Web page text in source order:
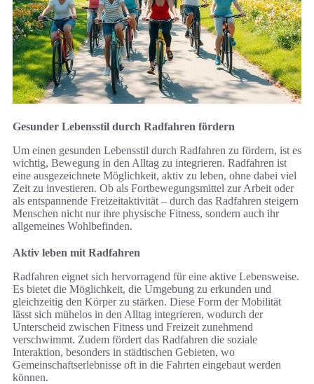
Gesunder Lebensstil durch Radfahren fördern
Um einen gesunden Lebensstil durch Radfahren zu fördern, ist es
wichtig, Bewegung in den Alltag zu integrieren. Radfahren ist
eine ausgezeichnete Möglichkeit, aktiv zu leben, ohne dabei viel
Zeit zu investieren. Ob als Fortbewegungsmittel zur Arbeit oder
als entspannende Freizeitaktivität – durch das Radfahren steigern
Menschen nicht nur ihre physische Fitness, sondern auch ihr
allgemeines Wohlbefinden.
Aktiv leben mit Radfahren
Radfahren eignet sich hervorragend für eine aktive Lebensweise.
Es bietet die Möglichkeit, die Umgebung zu erkunden und
gleichzeitig den Körper zu stärken. Diese Form der Mobilität
lässt sich mühelos in den Alltag integrieren, wodurch der
Unterscheid zwischen Fitness und Freizeit zunehmend
verschwimmt. Zudem fördert das Radfahren die soziale
Interaktion, besonders in städtischen Gebieten, wo
Gemeinschaftserlebnisse oft in die Fahrten eingebaut werden
können.